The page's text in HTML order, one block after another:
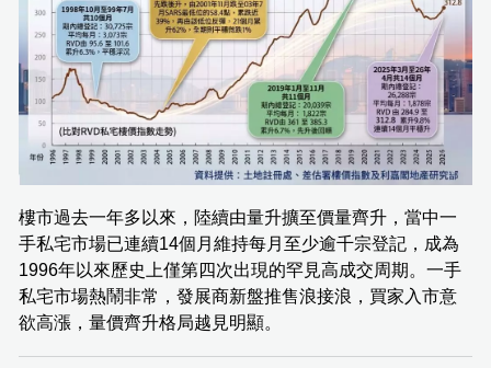
樓市過去一年多以來，陸續由量升擴至價量齊升，當中一
手私宅市場已連續14個月維持每月至少逾千宗登記，成為
1996年以來歷史上僅第四次出現的罕見高成交周期。一手
私宅市場熱鬧非常，發展商新盤推售浪接浪，買家入市意
欲高漲，量價齊升格局越見明顯。